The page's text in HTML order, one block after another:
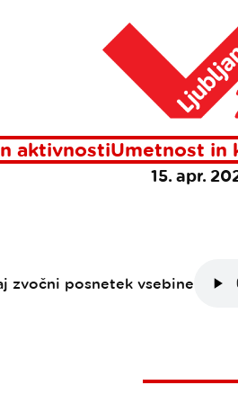
aktivnostiUmetnost in
kulturni utrip v prestolnici
15. apr.
zvočni posnetek vsebine